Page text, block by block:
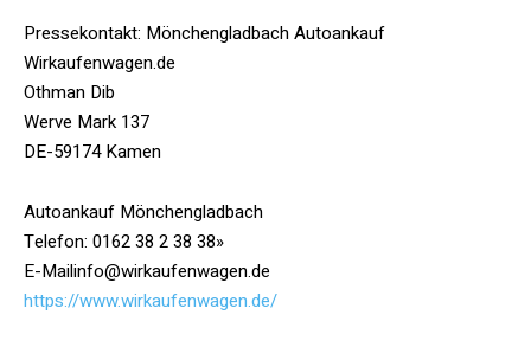
Pressekontakt: Mönchengladbach Autoankauf
Wirkaufenwagen.de
Othman Dib
Werve Mark 137
DE-59174 Kamen
Autoankauf Mönchengladbach
Telefon: 0162 38 2 38 38»
E-Mailinfo@wirkaufenwagen.de
https://www.wirkaufenwagen.de/